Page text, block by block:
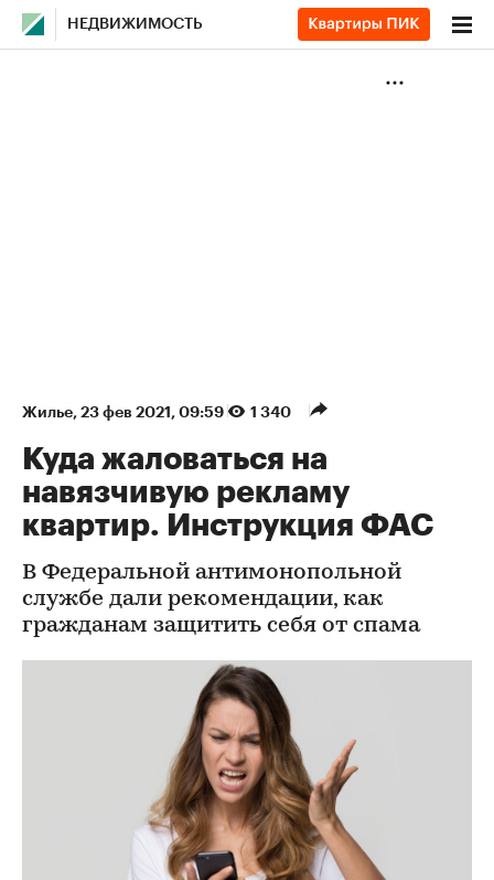
НЕДВИЖИМОСТЬ
Жилье⁠, 23 фев 2021, 09:59 1 340
Куда жаловаться на
навязчивую рекламу
квартир. Инструкция ФАС
В Федеральной антимонопольной
службе дали рекомендации, как
гражданам защитить себя от спама